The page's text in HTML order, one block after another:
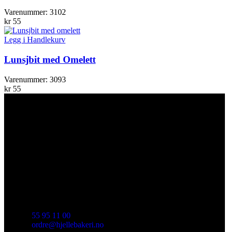
Varenummer: 3102
kr55
Legg i Handlekurv
Lunsjbit med Omelett
Varenummer: 3093
kr55
55 95 11 00
ordre@hjellebakeri.no